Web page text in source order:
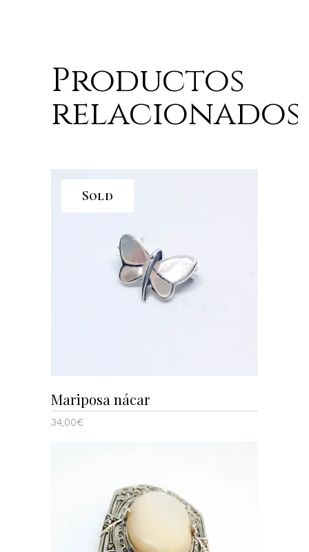
Productos
relacionados
Sold
LEER MÁS
Mariposa nácar
34,00€